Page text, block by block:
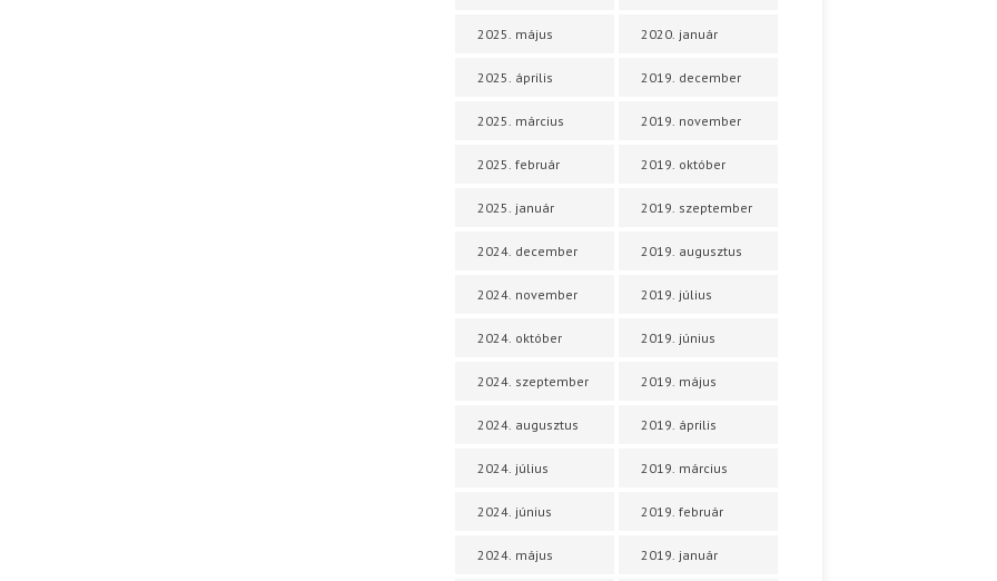
2025. május
2025. április
2025. március
2025. február
2025. január
2024. december
2024. november
2024. október
2024. szeptember
2024. augusztus
2024. július
2024. június
2024. május
2020. január
2019. december
2019. november
2019. október
2019. szeptember
2019. augusztus
2019. július
2019. június
2019. május
2019. április
2019. március
2019. február
2019. január